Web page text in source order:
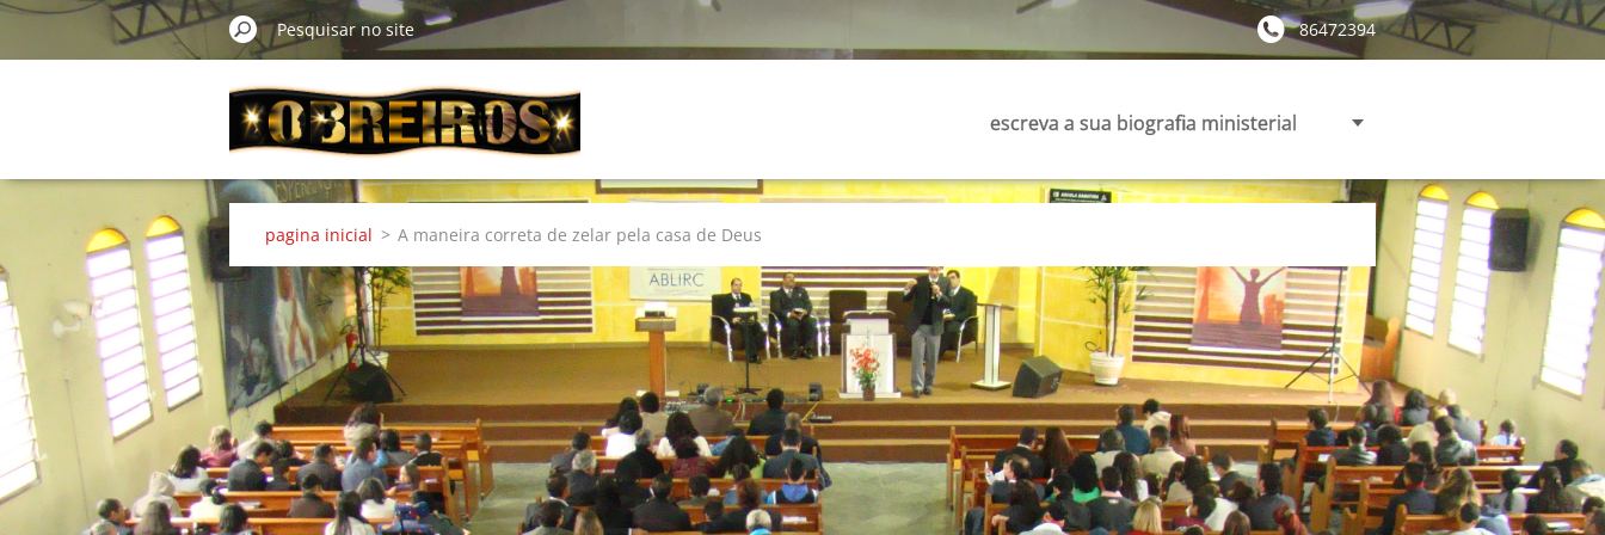
86472394
escreva a sua biografia ministerial
pagina inicial > A maneira correta de zelar pela casa de Deus